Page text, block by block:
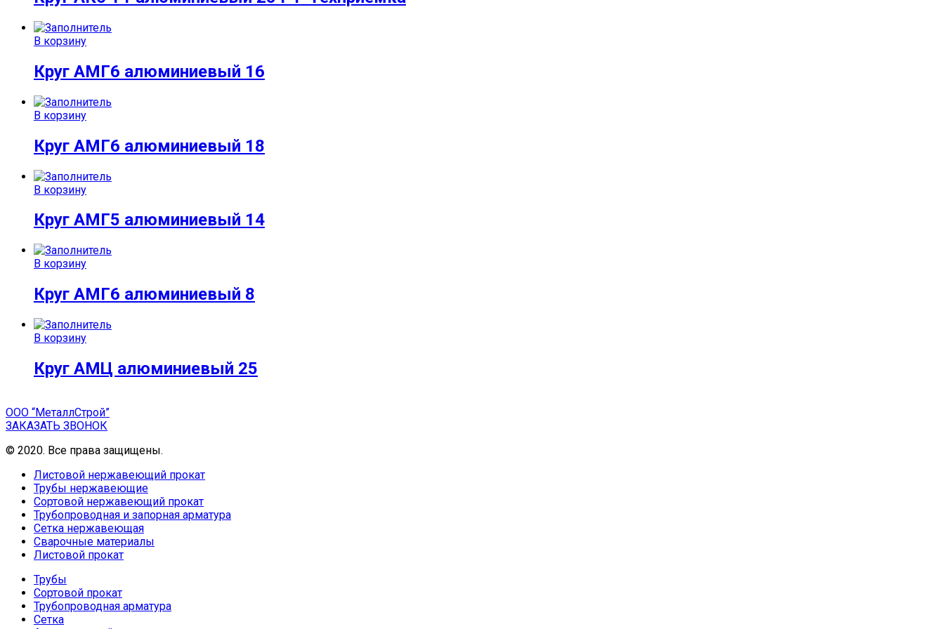
В корзину
Круг АМГ6 алюминиевый 16
В корзину
Круг АМГ6 алюминиевый 18
В корзину
Круг АМГ5 алюминиевый 14
В корзину
Круг АМГ6 алюминиевый 8
В корзину
Круг АМЦ алюминиевый 25
ООО “МеталлСтрой”
ЗАКАЗАТЬ ЗВОНОК
© 2020. Все права защищены.
Листовой нержавеющий прокат
Трубы нержавеющие
Сортовой нержавеющий прокат
Трубопроводная и запорная арматура
Сетка нержавеющая
Сварочные материалы
Листовой прокат
Трубы
Сортовой прокат
Трубопроводная арматура
Сетка